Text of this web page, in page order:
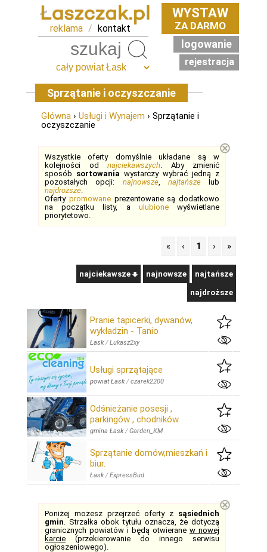
reklama / kontakt
WYSTAW
ZA DARMO
logowanie
rejestracja
Sprzątanie i oczyszczanie
Główna › Usługi i Wynajem › Sprzątanie i
oczyszczanie
Wszystkie oferty domyślnie układane są w
kolejności od najciekawszych. Aby zmienić
sposób sortowania wystarczy wybrać jedną z
pozostałych opcji: najnowsze, najtańszelub
najdroższe.
Oferty promowaneprezentowane są dodatkowo
na początku listy, a ulubionewyświetlane
priorytetowo.
⊗
« ‹ 1 › »
najciekawsze najnowsze najtańsze
najdroższe
Pranie tapicerki, dywanów,
wykładzin - Tanio
Łask/Lukasz2xy
Usługi sprzątające
powiat Łask/czarek2200
Odśnieżanie posesji ,
parkingów , chodników
gmina Łask/Garden_KM
Sprzątanie domów,mieszkań i
biur.
Łask/ExpressBud
Poniżej możesz przejrzeć oferty z sąsiednich
gmin. Strzałka obok tytułu oznacza, że dotyczą
granicznych powiatów i będą otwierane w nowej
karcie (przekierowanie do innego serwisu
ogłoszeniowego).
⊗